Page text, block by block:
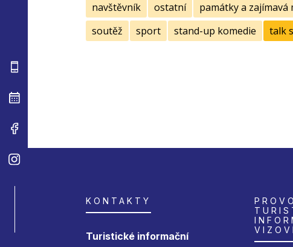
navštěvník
ostatní památky a zajímavá
soutěž
sport stand-up komedie talk
KONTAKTY
Turistické informační